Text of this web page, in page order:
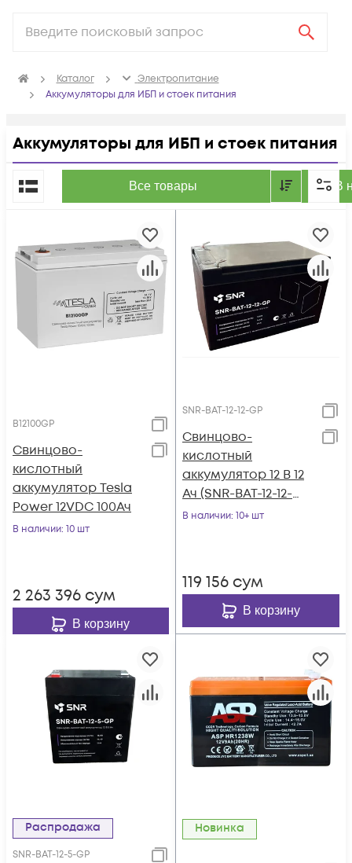
Каталог
Электропитание
Аккумуляторы для ИБП и стоек питания
Аккумуляторы для ИБП и стоек питания
Все товары В
По популярности
B12100GP
Свинцово-
кислотный
аккумулятор Tesla
Power 12VDC 100Ач
В наличии: 10 шт
2 263 396 сум
В корзину
SNR-BAT-12-12-GP
Свинцово-
кислотный
аккумулятор 12 В 12
Ач (SNR-BAT-12-12-
GP)
В наличии: 10+ шт
119 156 сум
В корзину
Распродажа
SNR-BAT-12-5-GP
Новинка